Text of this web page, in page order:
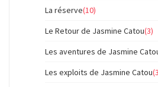
La réserve(10)
Le Retour de Jasmine Catou(3)
Les aventures de Jasmine
Les exploits de Jasmine Catou